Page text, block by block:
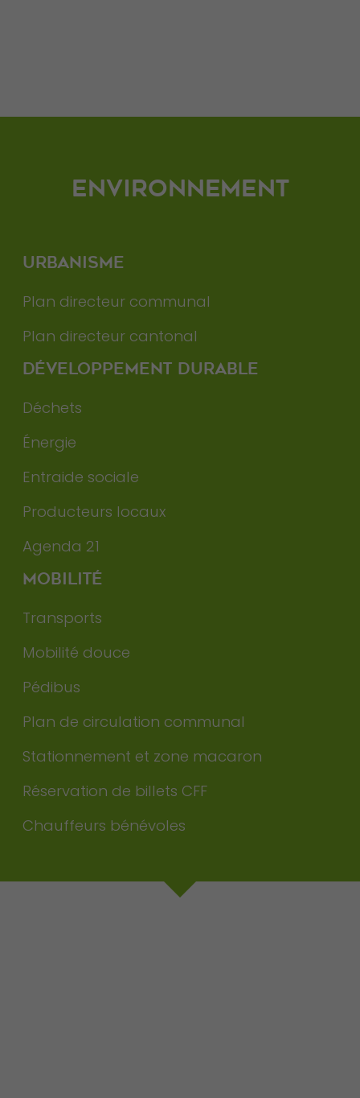
ENVIRONNEMENT
URBANISME
Plan directeur communal
Plan directeur cantonal
DÉVELOPPEMENT DURABLE
Déchets
Énergie
Entraide sociale
Producteurs locaux
Agenda 21
MOBILITÉ
Transports
Mobilité douce
Pédibus
Plan de circulation communal
Stationnement et zone macaron
Réservation de billets CFF
Chauffeurs bénévoles